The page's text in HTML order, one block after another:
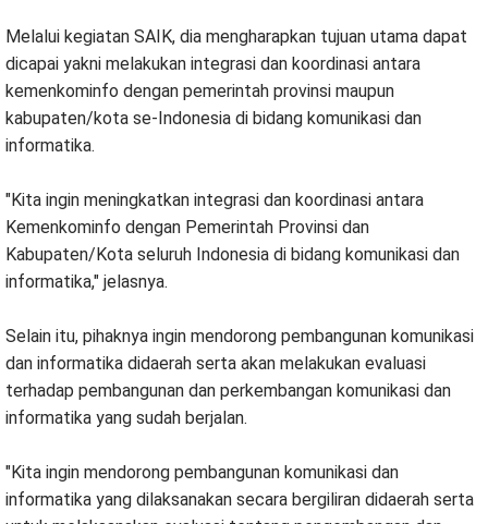
Melalui kegiatan SAIK, dia mengharapkan tujuan utama dapat
dicapai yakni melakukan integrasi dan koordinasi antara
kemenkominfo dengan pemerintah provinsi maupun
kabupaten/kota se-Indonesia di bidang komunikasi dan
informatika.
"Kita ingin meningkatkan integrasi dan koordinasi antara
Kemenkominfo dengan Pemerintah Provinsi dan
Kabupaten/Kota seluruh Indonesia di bidang komunikasi dan
informatika," jelasnya.
Selain itu, pihaknya ingin mendorong pembangunan komunikasi
dan informatika didaerah serta akan melakukan evaluasi
terhadap pembangunan dan perkembangan komunikasi dan
informatika yang sudah berjalan.
"Kita ingin mendorong pembangunan komunikasi dan
informatika yang dilaksanakan secara bergiliran didaerah serta